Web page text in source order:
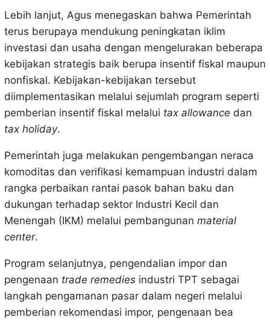
Lebih lanjut, Agus menegaskan bahwa Pemerintah
terus berupaya mendukung peningkatan iklim
investasi dan usaha dengan mengelurakan beberapa
kebijakan strategis baik berupa insentif fiskal maupun
nonfiskal. Kebijakan-kebijakan tersebut
diimplementasikan melalui sejumlah program seperti
pemberian insentif fiskal melalui tax allowance dan
tax holiday.
Pemerintah juga melakukan pengembangan neraca
komoditas dan verifikasi kemampuan industri dalam
rangka perbaikan rantai pasok bahan baku dan
dukungan terhadap sektor Industri Kecil dan
Menengah (IKM) melalui pembangunan material
center.
Program selanjutnya, pengendalian impor dan
pengenaan trade remediesindustri TPT sebagai
langkah pengamanan pasar dalam negeri melalui
pemberian rekomendasi impor, pengenaan bea